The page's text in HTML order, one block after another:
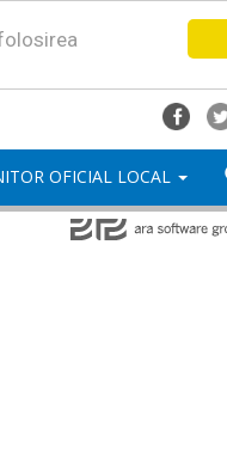
OFICIAL LOCAL